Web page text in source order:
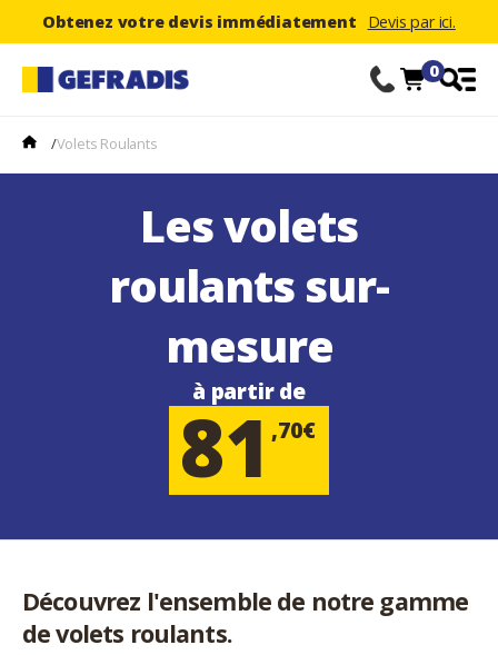
Obtenez votre devis immédiatement Devis par ici.
0
/Volets Roulants
Les volets
roulants sur-
mesure
à partir de
81 ,70€
Découvrez l'ensemble de notre gamme
de volets roulants.